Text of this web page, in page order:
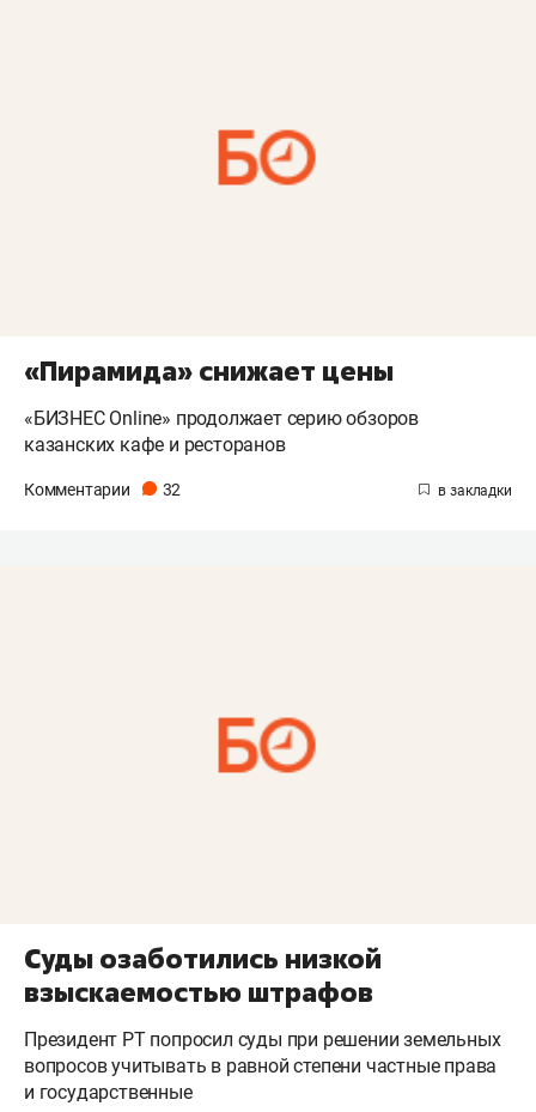
«Пирамида» снижает цены
«БИЗНЕС Online» продолжает серию обзоров
казанских кафе и ресторанов
Комментарии 32
Суды озаботились низкой
взыскаемостью штрафов
Президент РТ попросил суды при решении земельных
вопросов учитывать в равной степени частные права
и государственные